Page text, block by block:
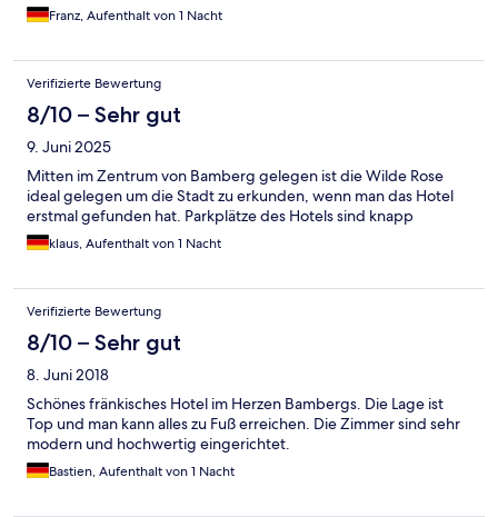
Franz, Aufenthalt von 1 Nacht
Verifizierte Bewertung
8/10 – Sehr gut
9. Juni 2025
Mitten im Zentrum von Bamberg gelegen ist die Wilde Rose
ideal gelegen um die Stadt zu erkunden, wenn man das Hotel
erstmal gefunden hat. Parkplätze des Hotels sind knapp
klaus, Aufenthalt von 1 Nacht
Verifizierte Bewertung
8/10 – Sehr gut
8. Juni 2018
Schönes fränkisches Hotel im Herzen Bambergs. Die Lage ist
Top und man kann alles zu Fuß erreichen. Die Zimmer sind sehr
modern und hochwertig eingerichtet.
Bastien, Aufenthalt von 1 Nacht